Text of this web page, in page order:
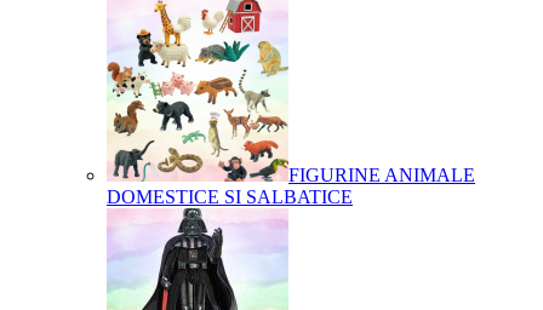
FIGURINE ANIMALE
DOMESTICE SI SALBATICE